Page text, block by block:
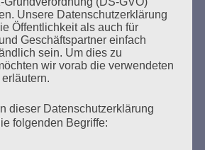
AUS DEN
BÜCHERN
Unsere Datenschutzerklärung
Öffentlichkeit als auch für
Geschäftspartner einfach
sein. Um dies zu
wir vorab die verwendeten
dieser Datenschutzerklärung
folgenden Begriffe: